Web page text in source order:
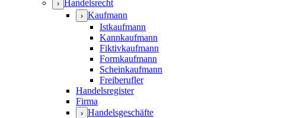
› Handelsrecht
› Kaufmann
Istkaufmann
Kannkaufmann
Fiktivkaufmann
Formkaufmann
Scheinkaufmann
Freiberufler
Handelsregister
Firma
› Handelsgeschäfte